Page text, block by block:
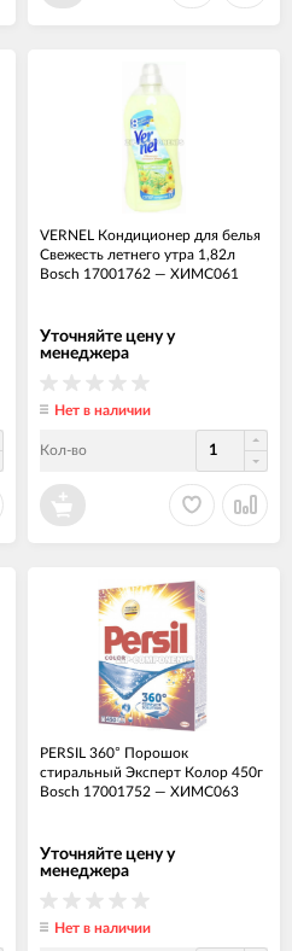
VERNEL Кондиционер для белья
Свежесть летнего утра 1,82л
Bosch 17001762 — ХИМС061
Уточняйте цену у
менеджера
Нет в наличии
Кол-во
PERSIL 360° Порошок
стиральный Эксперт Колор 450г
Bosch 17001752 — ХИМС063
Уточняйте цену у
менеджера
Нет в наличии